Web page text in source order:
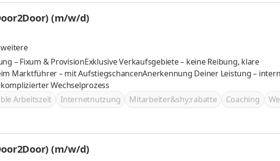
E-Mail. Abschlussstärke: Sie arbeiten mit qualifizierten Anfragen und
bis z (m/w/d)
– Fixum & ProvisionExklusive Verkaufsgebiete – keine Reibung, klare
Marktführer – mit AufstiegschancenAnerkennung Deiner Leistung –
Wechselprozess
Arbeitszeit Internetnutzung Mitarbeiter&shy;rabatte Coaching
(m/w/d)